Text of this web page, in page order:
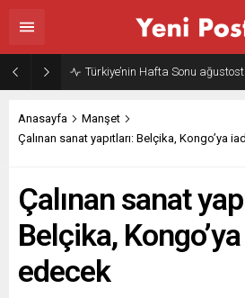
Türkiye’nin Hafta Sonu
Anasayfa
Manşet
Çalınan sanat yapıtları: Belçika, Kongo’ya
Çalınan sanat
Belçika,
edecek